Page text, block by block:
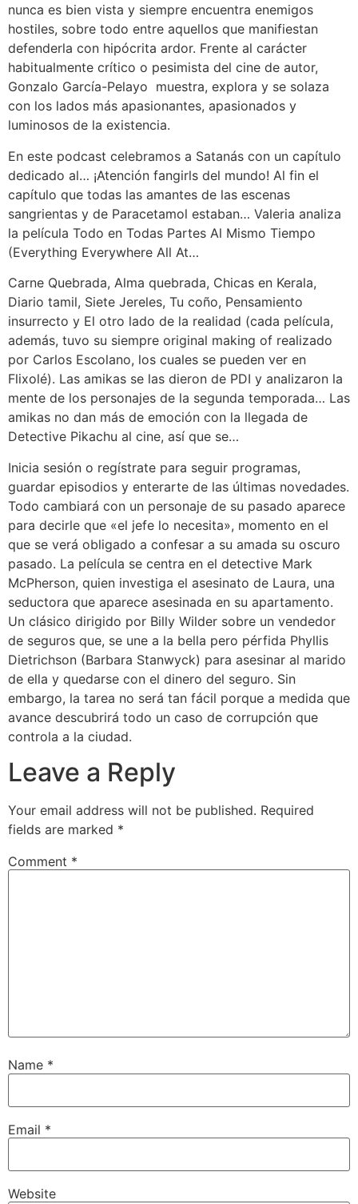
nunca es bien vista y siempre encuentra enemigos
hostiles, sobre todo entre aquellos que manifiestan
defenderla con hipócrita ardor. Frente al carácter
habitualmente crítico o pesimista del cine de autor,
Gonzalo García-Pelayo muestra, explora y se solaza
con los lados más apasionantes, apasionados y
luminosos de la existencia.
En este podcast celebramos a Satanás con un capítulo
dedicado al… ¡Atención fangirls del mundo! Al fin el
capítulo que todas las amantes de las escenas
sangrientas y de Paracetamol estaban… Valeria analiza
la película Todo en Todas Partes Al Mismo Tiempo
(Everything Everywhere All At…
Carne Quebrada, Alma quebrada, Chicas en Kerala,
Diario tamil, Siete Jereles, Tu coño, Pensamiento
insurrecto y El otro lado de la realidad (cada película,
además, tuvo su siempre original making of realizado
por Carlos Escolano, los cuales se pueden ver en
Flixolé). Las amikas se las dieron de PDI y analizaron la
mente de los personajes de la segunda temporada… Las
amikas no dan más de emoción con la llegada de
Detective Pikachu al cine, así que se…
Inicia sesión o regístrate para seguir programas,
guardar episodios y enterarte de las últimas novedades.
Todo cambiará con un personaje de su pasado aparece
para decirle que «el jefe lo necesita», momento en el
que se verá obligado a confesar a su amada su oscuro
pasado. La película se centra en el detective Mark
McPherson, quien investiga el asesinato de Laura, una
seductora que aparece asesinada en su apartamento.
Un clásico dirigido por Billy Wilder sobre un vendedor
de seguros que, se une a la bella pero pérfida Phyllis
Dietrichson (Barbara Stanwyck) para asesinar al marido
de ella y quedarse con el dinero del seguro. Sin
embargo, la tarea no será tan fácil porque a medida que
avance descubrirá todo un caso de corrupción que
controla a la ciudad.
Leave a Reply
Your email address will not be published. Required
fields are marked *
Comment *
Name *
Email *
Website